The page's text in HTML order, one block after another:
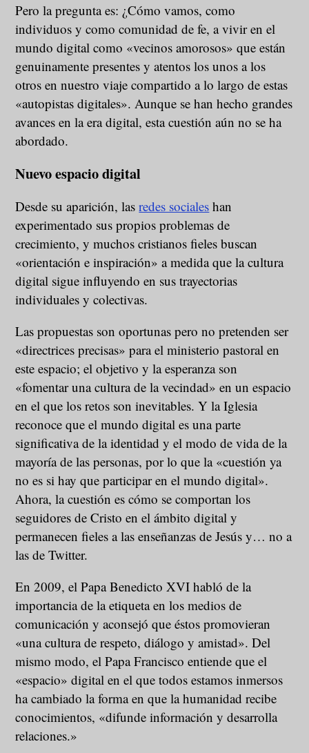
Pero la pregunta es: ¿Cómo vamos, como
individuos y como comunidad de fe, a vivir en el
mundo digital como «vecinos amorosos» que están
genuinamente presentes y atentos los unos a los
otros en nuestro viaje compartido a lo largo de estas
«autopistas digitales». Aunque se han hecho grandes
avances en la era digital, esta cuestión aún no se ha
abordado.
Nuevo espacio digital
Desde su aparición, lasredes sociales han
experimentado sus propios problemas de
crecimiento, y muchos cristianos fieles buscan
«orientación e inspiración» a medida que la cultura
digital sigue influyendo en sus trayectorias
individuales y colectivas.
Las propuestas son oportunas pero no pretenden ser
«directrices precisas» para el ministerio pastoral en
este espacio; el objetivo y la esperanza son
«fomentar una cultura de la vecindad» en un espacio
en el que los retos son inevitables. Y la Iglesia
reconoce que el mundo digital es una parte
significativa de la identidad y el modo de vida de la
mayoría de las personas, por lo que la «cuestión ya
no es si hay que participar en el mundo digital».
Ahora, la cuestión es cómo se comportan los
seguidores de Cristo en el ámbito digital y
permanecen fieles a las enseñanzas de Jesús y… no a
las de Twitter.
En 2009, el Papa Benedicto XVI habló de la
importancia de la etiqueta en los medios de
comunicación y aconsejó que éstos promovieran
«una cultura de respeto, diálogo y amistad». Del
mismo modo, el Papa Francisco entiende que el
«espacio» digital en el que todos estamos inmersos
ha cambiado la forma en que la humanidad recibe
conocimientos, «difunde información y desarrolla
relaciones.»